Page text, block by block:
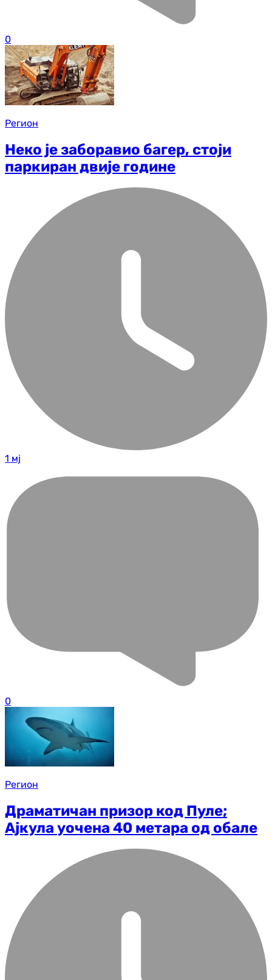
0
Регион
Неко је заборавио багер, стоји
паркиран двије године
1 мј
0
Регион
Драматичан призор код Пуле;
Ајкула уочена 40 метара од обале